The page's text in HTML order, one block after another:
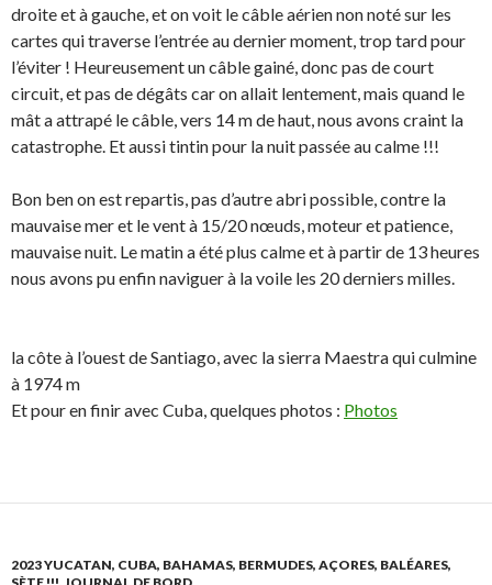
droite et à gauche, et on voit le câble aérien non noté sur les
cartes qui traverse l’entrée au dernier moment, trop tard pour
l’éviter ! Heureusement un câble gainé, donc pas de court
circuit, et pas de dégâts car on allait lentement, mais quand le
mât a attrapé le câble, vers 14 m de haut, nous avons craint la
catastrophe. Et aussi tintin pour la nuit passée au calme !!!
Bon ben on est repartis, pas d’autre abri possible, contre la
mauvaise mer et le vent à 15/20 nœuds, moteur et patience,
mauvaise nuit. Le matin a été plus calme et à partir de 13 heures
nous avons pu enfin naviguer à la voile les 20 derniers milles.
la côte à l’ouest de Santiago, avec la sierra Maestra qui culmine
à 1974 m
Et pour en finir avec Cuba, quelques photos : Photos
2023 YUCATAN, CUBA, BAHAMAS, BERMUDES, AÇORES, BALÉARES,